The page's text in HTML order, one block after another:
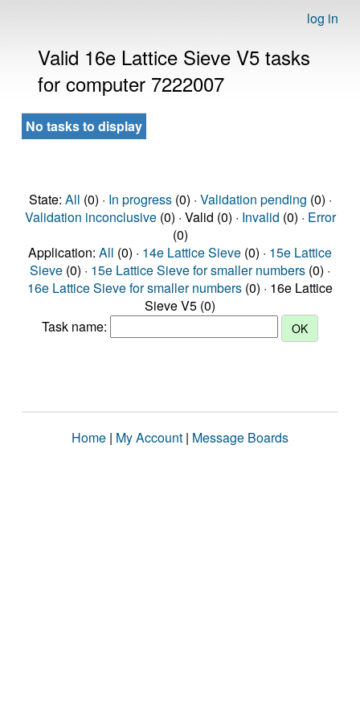
log in
Valid 16e Lattice Sieve V5 tasks
for computer 7222007
No tasks to display
State: All (0) · In progress(0) · Validation pending (0) ·
Validation inconclusive(0) · Valid (0) · Invalid (0) · Error
(0)
Application: All (0) · 14e Lattice Sieve (0) · 15e Lattice
Sieve (0) · 15e Lattice Sieve for smaller numbers (0) ·
16e Lattice Sieve for smaller numbers (0) · 16e Lattice
Sieve V5 (0)
Task name:
Home | My Account | Message Boards